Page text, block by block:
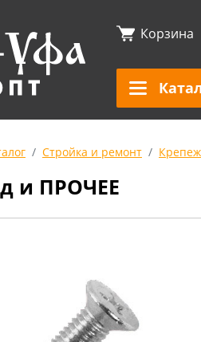
Корзина
Стройка и ремонт Крепеж
и ПРОЧЕЕ